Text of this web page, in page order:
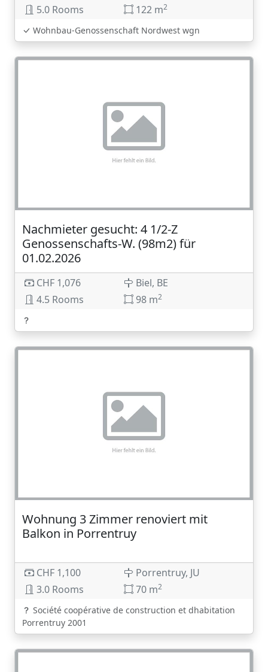
5.0 Rooms
122 m2
Wohnbau-Genossenschaft Nordwest wgn
Nachmieter gesucht: 4 1/2-Z
Genossenschafts-W. (98m2) für
01.02.2026
CHF 1,076
4.5 Rooms
Biel, BE
98 m2
Wohnung 3 Zimmer renoviert mit
Balkon in Porrentruy
CHF 1,100
3.0 Rooms
Porrentruy, JU
70 m2
Société coopérative de construction et dhabitation
Porrentruy 2001